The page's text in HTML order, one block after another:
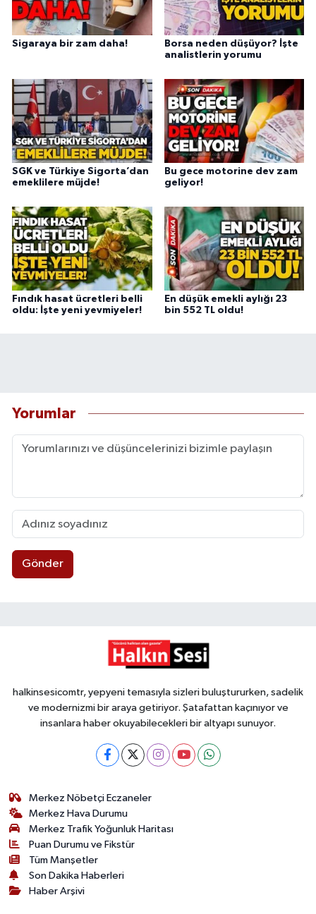
Sigaraya bir zam daha!
Borsa neden düşüyor? İşte
analistlerin yorumu
SGK ve Türkiye Sigorta’dan
emeklilere müjde!
Bu gece motorine dev zam
geliyor!
Fındık hasat ücretleri belli
oldu: İşte yeni yevmiyeler!
En düşük emekli aylığı 23
bin 552 TL oldu!
Yorumlar
Gönder
halkinsesicomtr, yepyeni temasıyla sizleri buluştururken, sadelik
ve modernizmi bir araya getiriyor. Şatafattan kaçınıyor ve
insanlara haber okuyabilecekleri bir altyapı sunuyor.
Merkez Nöbetçi Eczaneler
Merkez Hava Durumu
Merkez Trafik Yoğunluk Haritası
Puan Durumu ve Fikstür
Tüm Manşetler
Son Dakika Haberleri
Haber Arşivi